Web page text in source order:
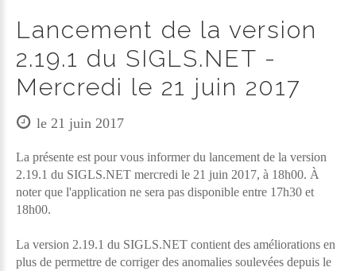
Lancement de la version
2.19.1 du SIGLS.NET -
Mercredi le 21 juin 2017
le 21 juin 2017
La présente est pour vous informer du lancement de la version
2.19.1 du SIGLS.NET mercredi le 21 juin 2017, à 18h00. À
noter que l'application ne sera pas disponible entre 17h30 et
18h00.
La version 2.19.1 du SIGLS.NET contient des améliorations en
plus de permettre de corriger des anomalies soulevées depuis le